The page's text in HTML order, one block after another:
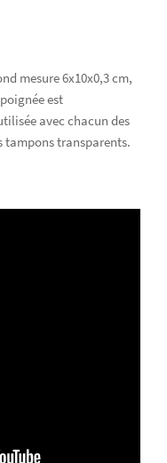
mesure 6x10x0,3 cm,
est
avec chacun des
tampons transparents.